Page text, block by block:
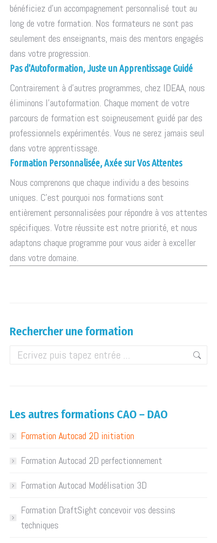
bénéficiez d'un accompagnement personnalisé tout au
long de votre formation. Nos formateurs ne sont pas
seulement des enseignants, mais des mentors engagés
dans votre progression.
Pas d'Autoformation, Juste un Apprentissage Guidé
Contrairement à d'autres programmes, chez IDEAA, nous
éliminons l'autoformation. Chaque moment de votre
parcours de formation est soigneusement guidé par des
professionnels expérimentés. Vous ne serez jamais seul
dans votre apprentissage.
Formation Personnalisée, Axée sur Vos Attentes
Nous comprenons que chaque individu a des besoins
uniques. C'est pourquoi nos formations sont
entièrement personnalisées pour répondre à vos attentes
spécifiques. Votre réussite est notre priorité, et nous
adaptons chaque programme pour vous aider à exceller
dans votre domaine.
Rechercher une formation
Les autres formations CAO – DAO
Formation Autocad 2D initiation
Formation Autocad 2D perfectionnement
Formation Autocad Modélisation 3D
Formation DraftSight concevoir vos dessins
techniques